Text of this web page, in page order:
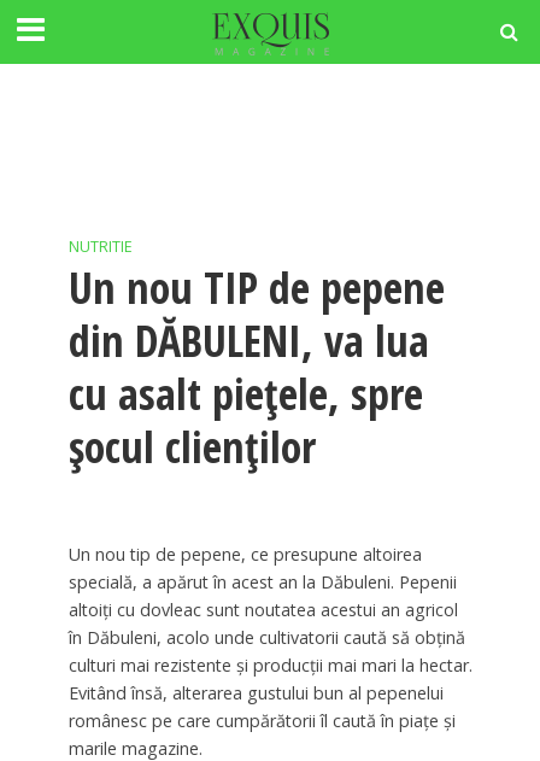
NUTRITIE
Un nou TIP de pepene
din DĂBULENI, va lua
cu asalt piețele, spre
șocul clienților
Un nou tip de pepene, ce presupune altoirea
specială, a apărut în acest an la Dăbuleni. Pepenii
altoiți cu dovleac sunt noutatea acestui an agricol
în Dăbuleni, acolo unde cultivatorii caută să obțină
culturi mai rezistente și producții mai mari la hectar.
Evitând însă, alterarea gustului bun al pepenelui
românesc pe care cumpărătorii îl caută în piațe și
marile magazine.